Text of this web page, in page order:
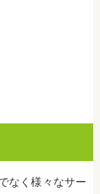
なく様々なサー